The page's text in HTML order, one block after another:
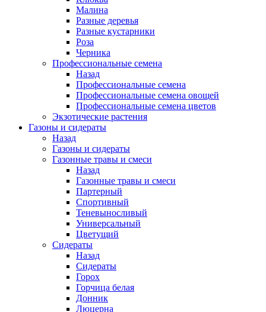
Малина
Разные деревья
Разные кустарники
Роза
Черника
Профессиональные семена
Назад
Профессиональные семена
Профессиональные семена овощей
Профессиональные семена цветов
Экзотические растения
Газоны и сидераты
Назад
Газоны и сидераты
Газонные травы и смеси
Назад
Газонные травы и смеси
Партерный
Спортивный
Теневыносливый
Универсальный
Цветущий
Сидераты
Назад
Сидераты
Горох
Горчица белая
Донник
Люцерна